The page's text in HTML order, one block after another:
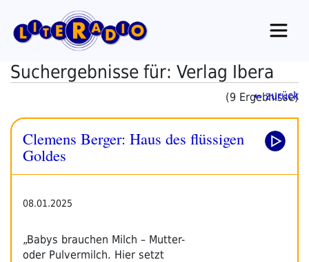
Inhalt
springen
Suchergebnisse für: Verlag Ibera
(9 Ergebnisse)
← zurück
Clemens Berger: Haus des flüssigen
Goldes
08.01.2025
„Babys brauchen Milch – Mutter-
oder Pulvermilch. Hier setzt